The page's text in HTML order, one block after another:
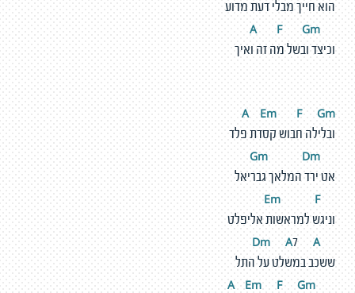
הוא חייך מבלי דעת מדוע
F Gm
וכיצד ובשל מה זה ואיך
A Em F Gm
ובלילה חבוש קסדת פלד
m Dm
אט ירד המלאך גבריאל
E
m F
וניגש למראשות אליפלט
D
m A7 A
ששכב במשלט על התל
Em F Gm